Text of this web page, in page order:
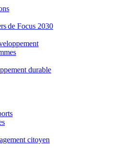
de Focus 2030
durable
citoyen